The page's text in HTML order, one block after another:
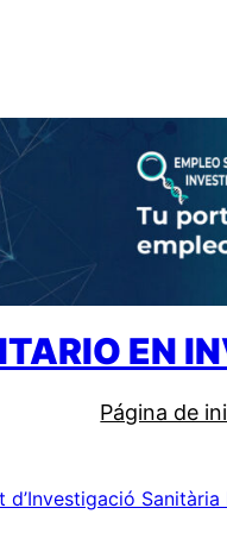
EN
Página de
d’Investigació Sanitària